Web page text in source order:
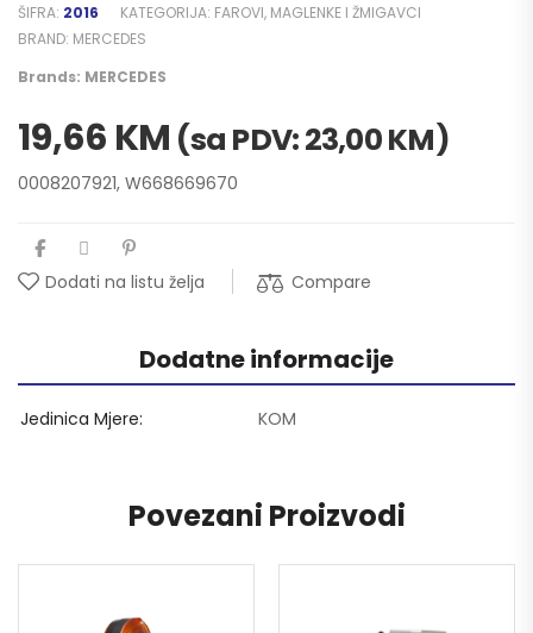
ŠIFRA: 2016 KATEGORIJA: FAROVI, MAGLENKE I ŽMIGAVCI
BRAND: MERCEDES
Brands: MERCEDES
19,66 KM (sa PDV:23,00KM)
0008207921, W668669670
Dodati na listu želja Compare
Dodatne informacije
Jedinica Mjere KOM
Povezani Proizvodi